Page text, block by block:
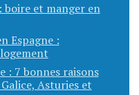
boire et manger en
Espagne :
: 7 bonnes raisons
Asturies et